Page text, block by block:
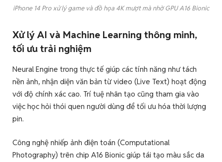
iPhone 14 Pro xử lý game và đồ họa 4K mượt mà nhờ GPU A16 Bionic
Xử lý AI và Machine Learning thông minh,
tối ưu trải nghiệm
Neural Engine trong thực tế giúp các tính năng như tách
nền ảnh, nhận diện văn bản từ video (Live Text) hoạt động
với độ chính xác cao. Trí tuệ nhân tạo cũng tham gia vào
việc học hỏi thói quen người dùng để tối ưu hóa thời lượng
pin.
Công nghệ nhiếp ảnh điện toán (Computational
Photography) trên chip A16 Bionic giúp tái tạo màu sắc da